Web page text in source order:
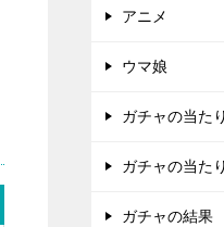
アニメ
ウマ娘
ガチャの当た
ガチャの当た
ガチャの結果